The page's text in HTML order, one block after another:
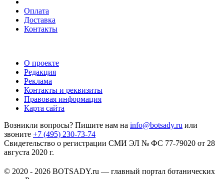
Оплата
Доставка
Контакты
О проекте
Редакция
Реклама
Контакты и реквизиты
Правовая информация
Карта сайта
Возникли вопросы? Пишите нам на info@botsady.ru или
звоните +7 (495) 230-73-74
Свидетельство о регистрации СМИ ЭЛ № ФС 77-79020 от 28
августа 2020 г.
© 2020 - 2026 BOTSADY.ru — главный портал ботанических